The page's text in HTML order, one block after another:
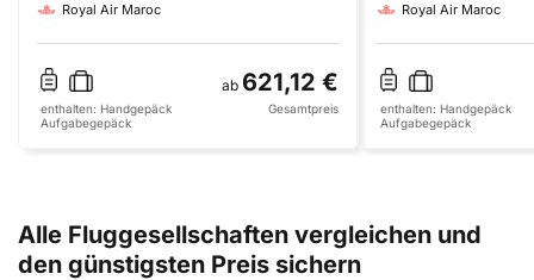
Royal Air Maroc
ab 621,12 €
enthalten: Handgepäck
Aufgabegepäck
Gesamtpreis
Royal Air Maroc
enthalten: Handgepäck
Aufgabegepäck
Alle Fluggesellschaften vergleichen und
den günstigsten Preis sichern